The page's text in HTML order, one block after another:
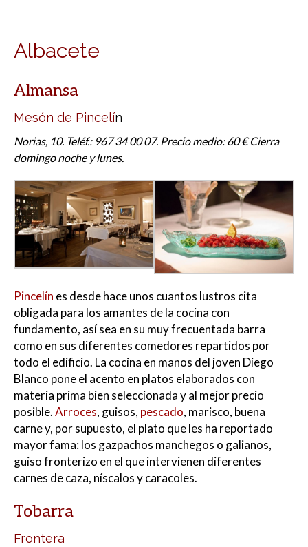
Albacete
Almansa
Mesón de Pincelín
Norias, 10. Teléf.: 967 34 00 07. Precio medio: 60 € Cierra
domingo noche y lunes.
Pincelín es desde hace unos cuantos lustros cita
obligada para los amantes de la cocina con
fundamento, así sea en su muy frecuentada barra
como en sus diferentes comedores repartidos por
todo el edificio. La cocina en manos del joven Diego
Blanco pone el acento en platos elaborados con
materia prima bien seleccionada y al mejor precio
posible.Arroces, guisos, pescado, marisco, buena
carne y, por supuesto, el plato que les ha reportado
mayor fama: los gazpachos manchegos o galianos,
guiso fronterizo en el que intervienen diferentes
carnes de caza, níscalos y caracoles.
Tobarra
Frontera